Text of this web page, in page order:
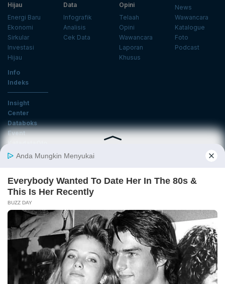
Hijau
Energi Baru
Ekonomi
Sirkular
Investasi
Hijau
Data
Infografik
Analisis
Cek Data
Opini
Telaah
Opini
Wawancara
Laporan
Khusus
News
Wawancara
Katalogue
Foto
Podcast
Info
Indeks
Insight
Center
Databoks
Event
Email
Ikuti Kami
Tentang Katadata Advertising Karier
Pedoman Media Siber
Kebijakan Privasi
Disclaimer
Hubungi Kami
©2026 Katadata. Hak cipta dilindungi Undang-undang.